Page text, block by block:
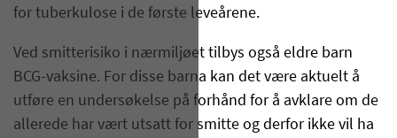
for tuberkulose i de første leveårene.
Ved smitterisiko i nærmiljøet tilbys også eldre barn
BCG-vaksine. For disse barna kan det være aktuelt å
utføre en undersøkelse på forhånd for å avklare om de
allerede har vært utsatt for smitte og derfor ikke vil ha